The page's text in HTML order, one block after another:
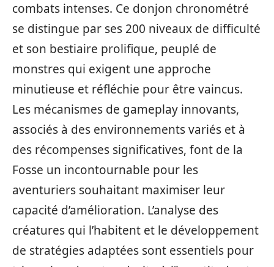
combats intenses. Ce donjon chronométré
se distingue par ses 200 niveaux de difficulté
et son bestiaire prolifique, peuplé de
monstres qui exigent une approche
minutieuse et réfléchie pour être vaincus.
Les mécanismes de gameplay innovants,
associés à des environnements variés et à
des récompenses significatives, font de la
Fosse un incontournable pour les
aventuriers souhaitant maximiser leur
capacité d’amélioration. L’analyse des
créatures qui l’habitent et le développement
de stratégies adaptées sont essentiels pour